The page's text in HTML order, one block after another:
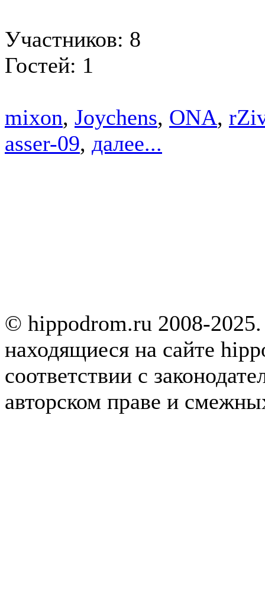
Участников: 8
Гостей: 1
mixon, Joychens, ONA,
asser-09, далее...
© hippodrom.ru 2008-
находящиеся на сайте
соответствии с
авторском праве и